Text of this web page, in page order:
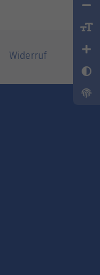
Widerruf